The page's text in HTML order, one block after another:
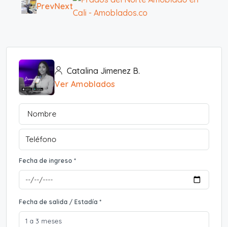
PrevNext
Catalina Jimenez B.
Ver Amoblados
Fecha de ingreso *
Fecha de salida / Estadía *